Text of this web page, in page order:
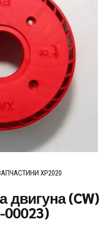
XP2020
двигуна (CW)
00023)